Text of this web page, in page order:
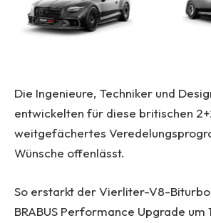
Die Ingenieure, Techniker und
entwickelten für diese britischen
weitgefächertes
Wünsche offenlässt.
So erstarkt der Vierliter-V8-
BRABUS Performance Upgrade um